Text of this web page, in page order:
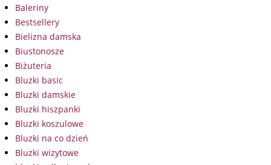
Baleriny
Bestsellery
Bielizna damska
Biustonosze
Biżuteria
Bluzki basic
Bluzki damskie
Bluzki hiszpanki
Bluzki koszulowe
Bluzki na co dzień
Bluzki wizytowe